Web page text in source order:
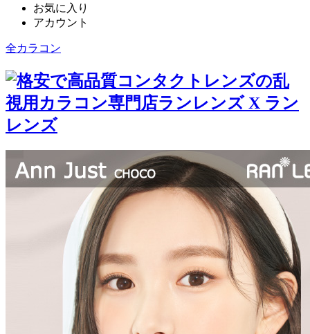
お気に入り
アカウント
全カラコン